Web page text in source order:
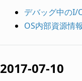
デバッグ中のI/
OS内部資源情
2017-07-10